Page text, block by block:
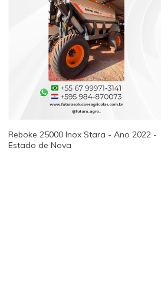
Reboke 25000 Inox Stara - Ano 2022 -
Estado de Nova